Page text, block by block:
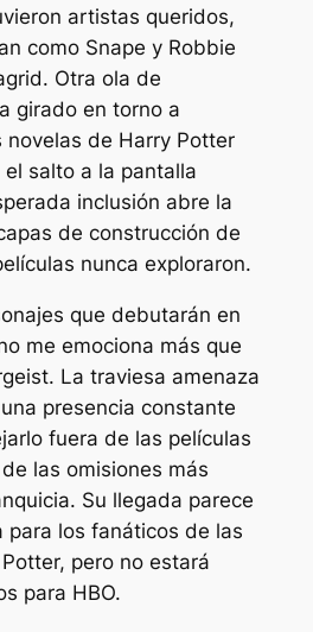
artistas queridos,
como Snape y Robbie
Otra ola de
girado en torno a
novelas de Harry Potter
salto a la pantalla
inclusión abre la
de construcción de
nunca exploraron.
que debutarán en
me emociona más que
La traviesa amenaza
presencia constante
fuera de las películas
las omisiones más
Su llegada parece
para los fanáticos de las
pero no estará
para HBO.